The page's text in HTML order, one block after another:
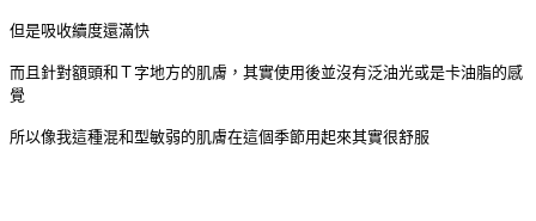
但是吸收續度還滿快
而且針對額頭和Ｔ字地方的肌膚，其實使用後並沒有泛油光或是卡油脂的感
覺
所以像我這種混和型敏弱的肌膚在這個季節用起來其實很舒服